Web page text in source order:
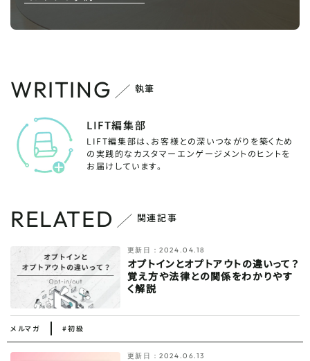
WRITING 執筆
LIFT編集部
LIFT編集部は、お客様との深いつながりを築くため
の実践的なカスタマーエンゲージメントのヒントを
お届けしています。
RELATED 関連記事
更新日：2024.04.18
オプトインとオプトアウトの違いって？
覚え方や法律との関係をわかりやす
く解説
メルマガ #初級
更新日：2024.06.13